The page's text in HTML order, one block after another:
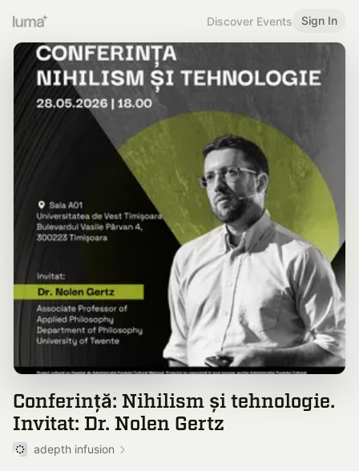
Discover Events Sign In
Conferință: Nihilism și tehnologie.
Invitat: Dr. Nolen Gertz
adepth infusion